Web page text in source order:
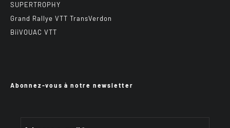
SUPERTROPHY
Grand Rallye VTT TransVerdon
BiiVOUAC VTT
Abonnez-vous à notre newsletter